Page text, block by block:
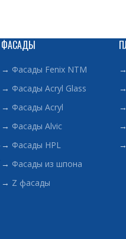
ФАСАДЫ
→ Фасады Fenix NTM
→ Фасады Acryl Glass
→ Фасады Acryl
→ Фасады Alvic
→ Фасады HPL
→ Фасады из шпона
→ Z фасады
→
→
→
→